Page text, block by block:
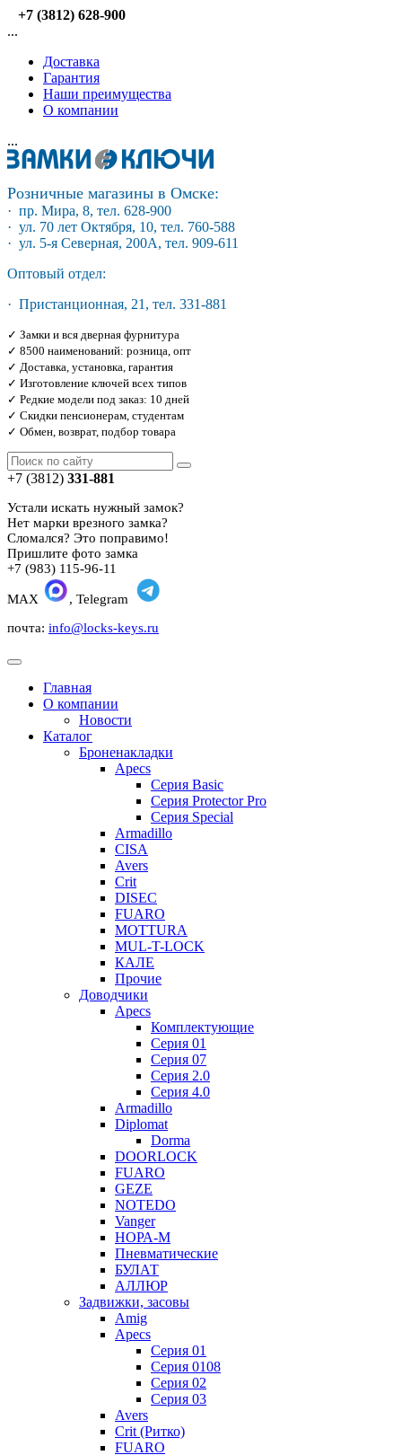
+7 (3812) 628-900
...
Доставка
Гарантия
Наши преимущества
О компании
...
Розничные магазины в Омске:
· пр. Мира, 8, тел. 628-900
· ул. 70 лет Октября, 10, тел. 760-588
· ул. 5-я Северная, 200А, тел. 909-611
Оптовый отдел:
· Пристанционная, 21, тел. 331-881
✓ Замки и вся дверная фурнитура
✓ 8500 наименований: розница, опт
✓ Доставка, установка, гарантия
✓ Изготовление ключей всех типов
✓ Редкие модели под заказ: 10 дней
✓ Скидки пенсионерам, студентам
✓ Обмен, возврат, подбор товара
+7 (3812) 331-881
Устали искать нужный замок?
Нет марки врезного замка?
Сломался? Это поправимо!
Пришлите фото замка
+7 (983) 115-96-11
MAX
, Telegram
почта: info@locks-keys.ru
Главная
О компании
Новости
Каталог
Броненакладки
Apecs
Серия Basic
Серия Protector Pro
Серия Special
Armadillo
CISA
Avers
Crit
DISEC
FUARO
MOTTURA
MUL-T-LOCK
КАЛЕ
Прочие
Доводчики
Apecs
Комплектующие
Серия 01
Серия 07
Серия 2.0
Серия 4.0
Armadillo
Diplomat
Dorma
DOORLOCK
FUARO
GEZE
NOTEDO
Vanger
НОРА-М
Пневматические
БУЛАТ
АЛЛЮР
Задвижки, засовы
Amig
Apecs
Серия 01
Серия 0108
Серия 02
Серия 03
Avers
Crit (Ритко)
FUARO